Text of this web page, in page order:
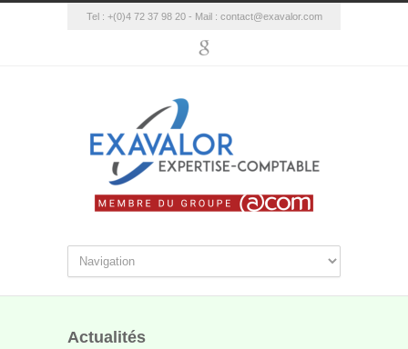
Tel : +(0)4 72 37 98 20 - Mail : contact@exavalor.com
Actualités